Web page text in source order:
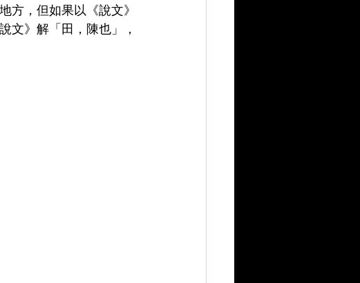
方，但如果以《說文》
文》解「田，陳也」，